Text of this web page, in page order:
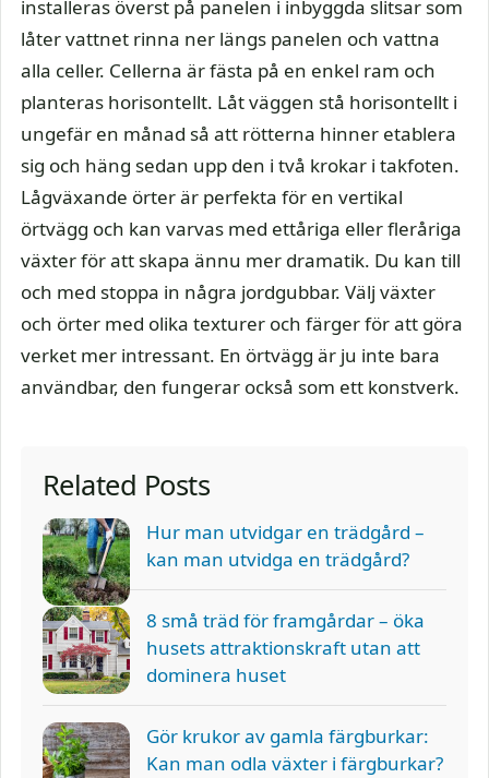
installeras överst på panelen i inbyggda slitsar som
låter vattnet rinna ner längs panelen och vattna
alla celler. Cellerna är fästa på en enkel ram och
planteras horisontellt. Låt väggen stå horisontellt i
ungefär en månad så att rötterna hinner etablera
sig och häng sedan upp den i två krokar i takfoten.
Lågväxande örter är perfekta för en vertikal
örtvägg och kan varvas med ettåriga eller fleråriga
växter för att skapa ännu mer dramatik. Du kan till
och med stoppa in några jordgubbar. Välj växter
och örter med olika texturer och färger för att göra
verket mer intressant. En örtvägg är ju inte bara
användbar, den fungerar också som ett konstverk.
Related Posts
Hur man utvidgar en trädgård –
kan man utvidga en trädgård?
8 små träd för framgårdar – öka
husets attraktionskraft utan att
dominera huset
Gör krukor av gamla färgburkar:
Kan man odla växter i färgburkar?